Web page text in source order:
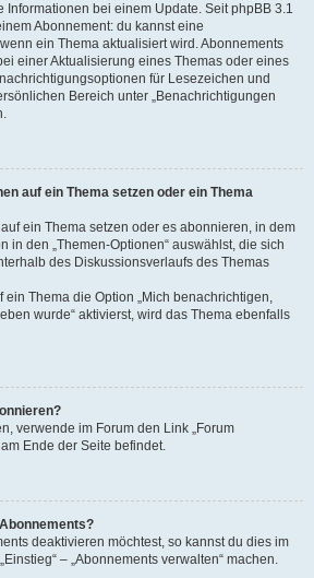
Informationen bei einem Update. Seit phpBB 3.1
Abonnement: du kannst eine
ein Thema aktualisiert wird. Abonnements
einer Aktualisierung eines Themas oder eines
für Lesezeichen und
Bereich unter „Benachrichtigungen
auf ein Thema setzen oder ein Thema
ein Thema setzen oder es abonnieren, in dem
in den „Themen-Optionen“ auswählst, die sich
des Diskussionsverlaufs des Themas
ein Thema die Option „Mich benachrichtigen,
wurde“ aktivierst, wird das Thema ebenfalls
verwende im Forum den Link „Forum
Ende der Seite befindet.
deaktivieren möchtest, so kannst du dies im
– „Abonnements verwalten“ machen.